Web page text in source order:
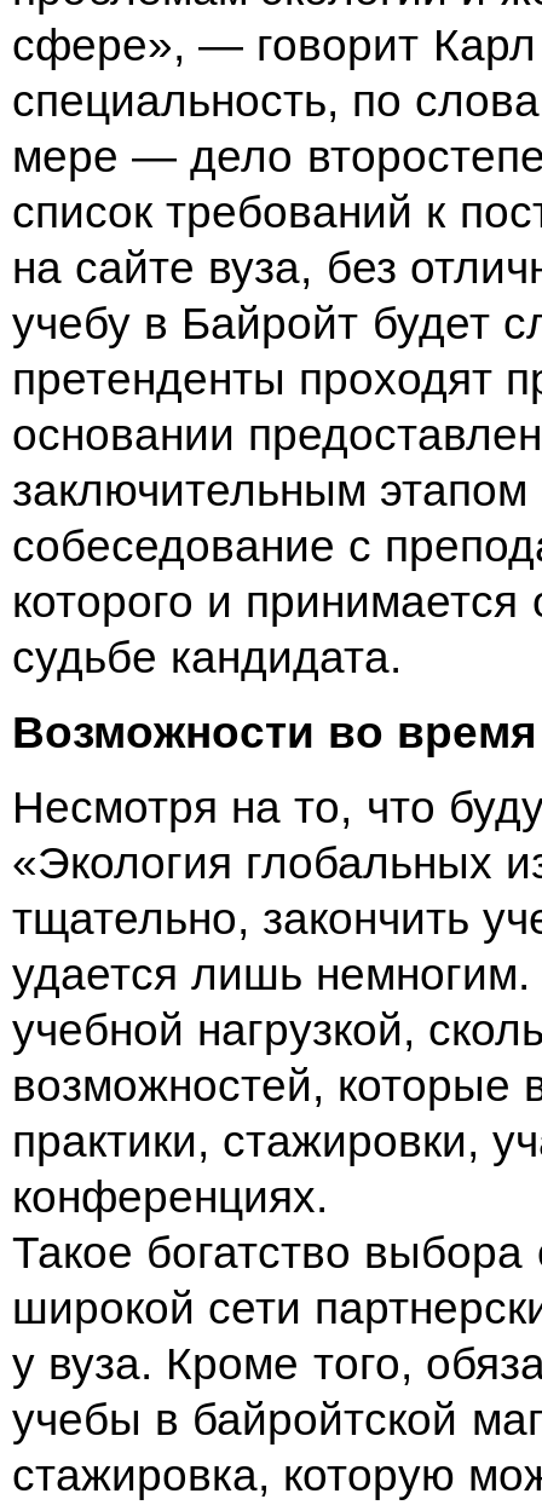
сфере», — говорит
специальность, по
мере — дело
список требований к
на сайте вуза, без
учебу в Байройт будет
претенденты проходят
основании
заключительным этапом
собеседование с
которого и принимается
судьбе кандидата.
Возможности во
Несмотря на то, что
«Экология глобальных
тщательно, закончить
удается лишь немногим.
учебной нагрузкой,
возможностей, которые
практики, стажировки,
конференциях.
Такое богатство
широкой сети
у вуза. Кроме того,
учебы в байройтской
стажировка, которую